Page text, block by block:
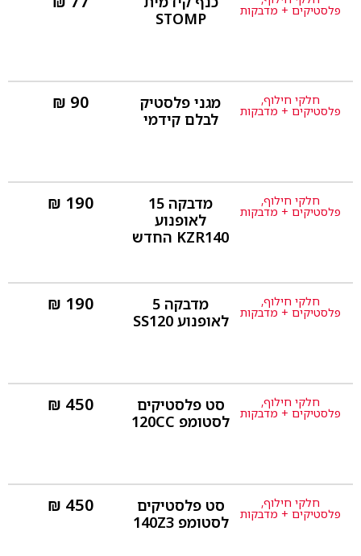
פרטים נוספים פלסטיקים + מדבקות
STOMP
פרטים נוספים
חלקי חילוף,
פלסטיקים + מדבקות
מגני פלסטיק
לבלם קידמי
₪ 90
פרטים נוספים
חלקי חילוף,
פלסטיקים + מדבקות
מדבקה 15
לאופנוע
KZR140 החדש
₪ 190
פרטים נוספים
חלקי חילוף,
פלסטיקים + מדבקות
מדבקה 5
לאופנוע SS120
₪ 190
פרטים נוספים
חלקי חילוף,
פלסטיקים + מדבקות
סט פלסטיקים
לסטומפ 120CC
₪ 450
פרטים נוספים
חלקי חילוף,
פלסטיקים + מדבקות
סט פלסטיקים
לסטומפ 140Z3
₪ 450